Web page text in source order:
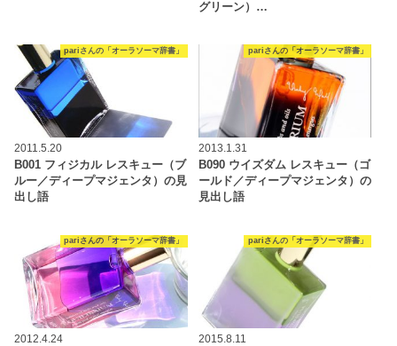
グリーン）…
pariさんの「オーラソーマ辞書」
2011.5.20
B001 フィジカル レスキュー（ブ
ルー／ディープマジェンタ）の見
出し語
pariさんの「オーラソーマ辞書」
2013.1.31
B090 ウイズダム レスキュー（ゴ
ールド／ディープマジェンタ）の
見出し語
pariさんの「オーラソーマ辞書」
2012.4.24
pariさんの「オーラソーマ辞書」
2015.8.11